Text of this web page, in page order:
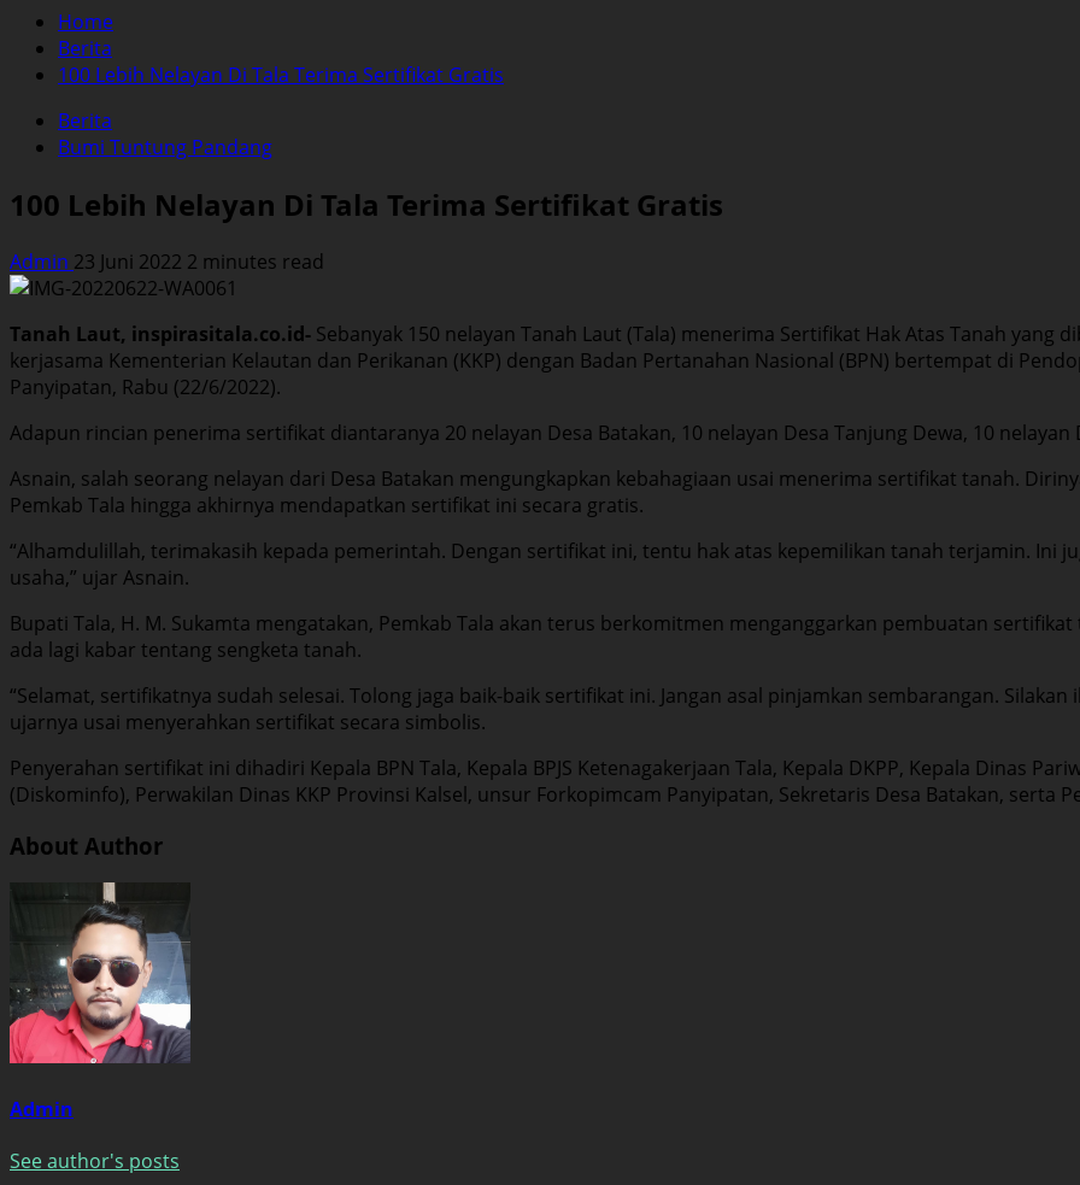
Home
Berita
100 Lebih Nelayan Di Tala Terima Sertifikat Gratis
Berita
Bumi Tuntung Pandang
100 Lebih Nelayan Di Tala Terima Sertifikat Gratis
Admin 23 Juni 2022 2 minutes read
Tanah Laut, inspirasitala.co.id- Sebanyak 150 nelayan Tanah Laut (Tala) menerima Sertifikat Hak Atas Tanah
kerjasama Kementerian Kelautan dan Perikanan (KKP) dengan Badan Pertanahan Nasional (BPN) bertempat di
Panyipatan, Rabu (22/6/2022).
Adapun rincian penerima sertifikat diantaranya 20 nelayan Desa Batakan, 10 nelayan Desa Tanjung Dewa, 10
Asnain, salah seorang nelayan dari Desa Batakan mengungkapkan kebahagiaan usai menerima sertifikat tanah.
Pemkab Tala hingga akhirnya mendapatkan sertifikat ini secara gratis.
“Alhamdulillah, terimakasih kepada pemerintah. Dengan sertifikat ini, tentu hak atas kepemilikan tanah terjamin. Ini
usaha,” ujar Asnain.
Bupati Tala, H. M. Sukamta mengatakan, Pemkab Tala akan terus berkomitmen menganggarkan pembuatan
ada lagi kabar tentang sengketa tanah.
“Selamat, sertifikatnya sudah selesai. Tolong jaga baik-baik sertifikat ini. Jangan asal pinjamkan sembarangan.
ujarnya usai menyerahkan sertifikat secara simbolis.
Penyerahan sertifikat ini dihadiri Kepala BPN Tala, Kepala BPJS Ketenagakerjaan Tala, Kepala DKPP, Kepala Dinas
(Diskominfo), Perwakilan Dinas KKP Provinsi Kalsel, unsur Forkopimcam Panyipatan, Sekretaris Desa Batakan, serta
About Author
Admin
See author's posts